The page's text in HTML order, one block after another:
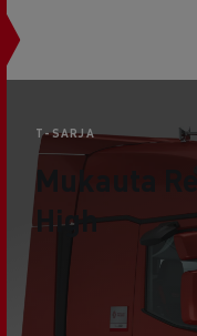
T-SARJA
Mukauta
High